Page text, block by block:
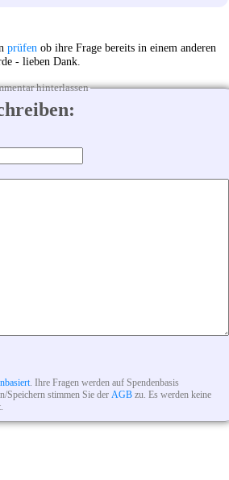
prüfen ob ihre Frage bereits in einem anderen
- lieben Dank.
hinterlassen
. Ihre Fragen werden auf Spendenbasis
Speichern stimmen Sie der AGBzu. Es werden keine